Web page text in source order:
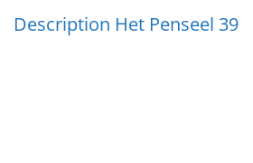
Description Het Penseel 39